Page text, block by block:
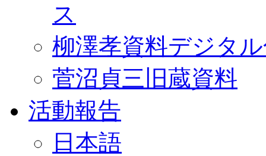
ス
柳澤孝資料デジタ
菅沼貞三旧蔵資料
活動報告
日本語